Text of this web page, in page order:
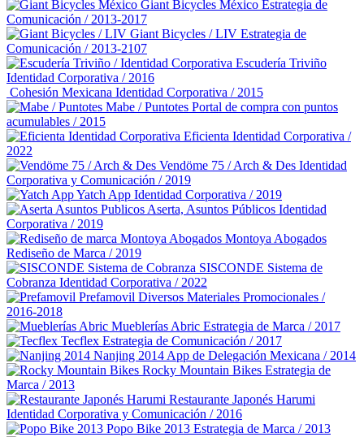
Giant Bicycles México Estrategia de
Comunicación / 2013-2017
Giant Bicycles / LIV Estrategia de
Comunicación / 2013-2107
Escudería Triviño
Identidad Corporativa / 2016
Cohesión Mexicana Identidad Corporativa / 2015
Mabe / Puntotes Portal de compra con puntos
acumulables / 2015
Eficienta Identidad Corporativa /
2022
Vendöme 75 / Arch & Des Identidad
Corporativa y Comunicación / 2019
Yatch App Identidad Corporativa / 2019
Aserta, Asuntos Públicos Identidad
Corporativa / 2019
Montoya Abogados
Rediseño de Marca / 2019
SISCONDE Sistema de
Cobranza Identidad Corporativa / 2022
Prefamovil Diversos Materiales Promocionales /
2016-2018
Mueblerías Abric Estrategia de Marca / 2017
Tecflex Estrategia de Comunicación / 2017
Nanjing 2014 App de Delegación Mexicana / 2014
Rocky Mountain Bikes Estrategia de
Marca / 2013
Restaurante Japonés Harumi
Identidad Corporativa y Comunicación / 2016
Popo Bike 2013 Estrategia de Marca / 2013